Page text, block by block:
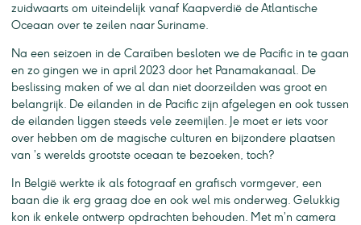
zuidwaarts om uiteindelijk vanaf Kaapverdië de Atlantische
Oceaan over te zeilen naar Suriname.
Na een seizoen in de Caraïben besloten we de Pacific in te gaan
en zo gingen we in april 2023 door het Panamakanaal. De
beslissing maken of we al dan niet doorzeilden was groot en
belangrijk. De eilanden in de Pacific zijn afgelegen en ook tussen
de eilanden liggen steeds vele zeemijlen. Je moet er iets voor
over hebben om de magische culturen en bijzondere plaatsen
van ’s werelds grootste oceaan te bezoeken, toch?
In België werkte ik als fotograaf en grafisch vormgever, een
baan die ik erg graag doe en ook wel mis onderweg. Gelukkig
kon ik enkele ontwerp opdrachten behouden. Met m’n camera